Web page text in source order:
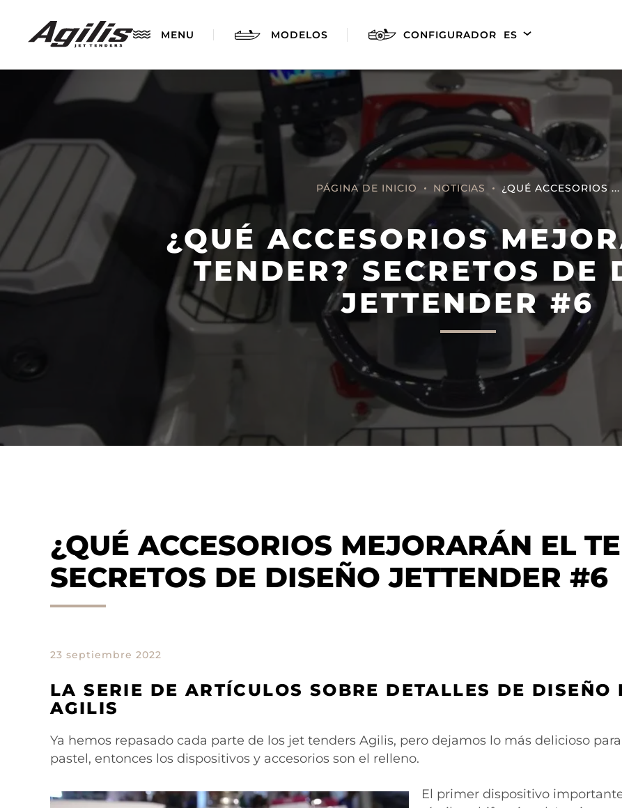
MENU MODELOS CONFIGURADOR
ES
DE
AGILIS 280 AGILIS 280E AGILIS 305C
PÁGINA DE INICIO NOTICIAS ¿QUÉ ACCESORIOS ...
¿QUÉ ACCESORIOS
TENDER? SECRETOS DE
JETTENDER #6
¿QUÉ ACCESORIOS MEJORARÁN EL
SECRETOS DE DISEÑO JETTENDER #6
23 septiembre 2022
LA SERIE DE ARTÍCULOS SOBRE DETALLES DE DISEÑO
AGILIS
Ya hemos repasado cada parte de los jet tenders Agilis, pero dejamos lo más delicioso
pastel, entonces los dispositivos y accesorios son el relleno.
El primer dispositivo